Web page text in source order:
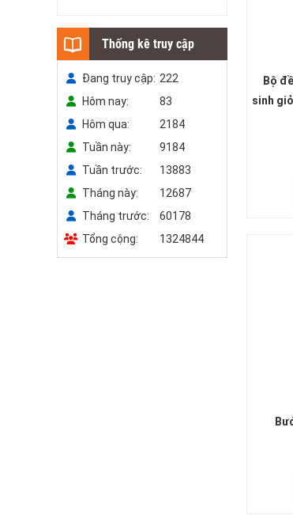
Tuyển chọn và hướng dẫn giải
123 đề thi học sinh giỏi Toán 6
(năm 2023-2024)
Thống kê truy cập
Đang truy cập 222
Hôm nay
83
Hôm qua
2184
Tuần này
9184
Tuần trước
13883
Tháng này
12687
Tháng trước
60178
Tổng cộng
1324844
Bộ
sinh